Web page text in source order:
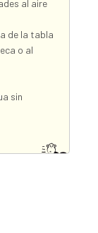
al aire
de la tabla
o al
sin